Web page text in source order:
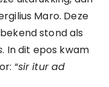
Maro. Deze
stond als
. In dit epos kwam
“sir itur ad